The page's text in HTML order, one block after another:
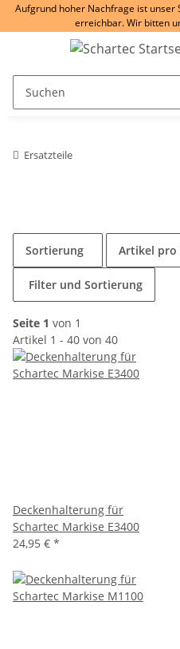
Aufgrund hoher Nachfrage ist unser
erreichbar. Wir bitten
Ersatzteile
Sortierung Artikel pro
Filter und Sortierung
Seite 1 von 1
Artikel 1 - 40 von 40
Deckenhalterung für
Schartec Markise E3400
24,95 € *